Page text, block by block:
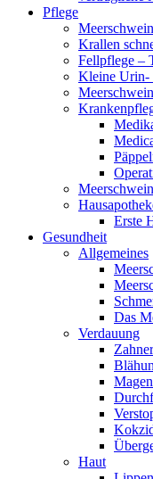
Pflege
Krallen
Fellpflege –
Kleine Urin-
Erste
Gesundheit
Allgemeines
Das
Verdauung
Haut